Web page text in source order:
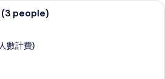
低過敏寢具、迷你吧、客房內保險箱、
(3 people)
數計費)